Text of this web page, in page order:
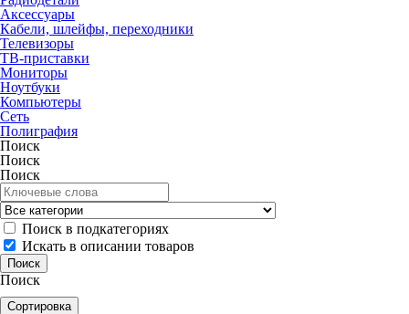
Аксессуары
Кабели, шлейфы, переходники
Телевизоры
ТВ-приставки
Мониторы
Ноутбуки
Компьютеры
Сеть
Полиграфия
Поиск
Поиск
Поиск
Поиск в подкатегориях
Искать в описании товаров
Поиск
Сортировка